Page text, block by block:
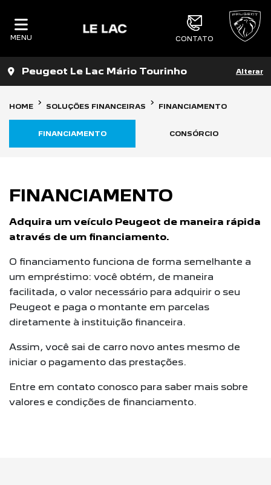
MENU CONTATO
Peugeot Le Lac Mário Tourinho Alterar
HOME SOLUÇÕES FINANCEIRAS FINANCIAMENTO
CONSÓRCIO
FINANCIAMENTO
FINANCIAMENTO
Adquira um veículo Peugeot de maneira rápida
através de um financiamento.
O financiamento funciona de forma semelhante a
um empréstimo: você obtém, de maneira
facilitada, o valor necessário para adquirir o seu
Peugeot e paga o montante em parcelas
diretamente à instituição financeira.
Assim, você sai de carro novo antes mesmo de
iniciar o pagamento das prestações.
Entre em contato conosco para saber mais sobre
valores e condições de financiamento.